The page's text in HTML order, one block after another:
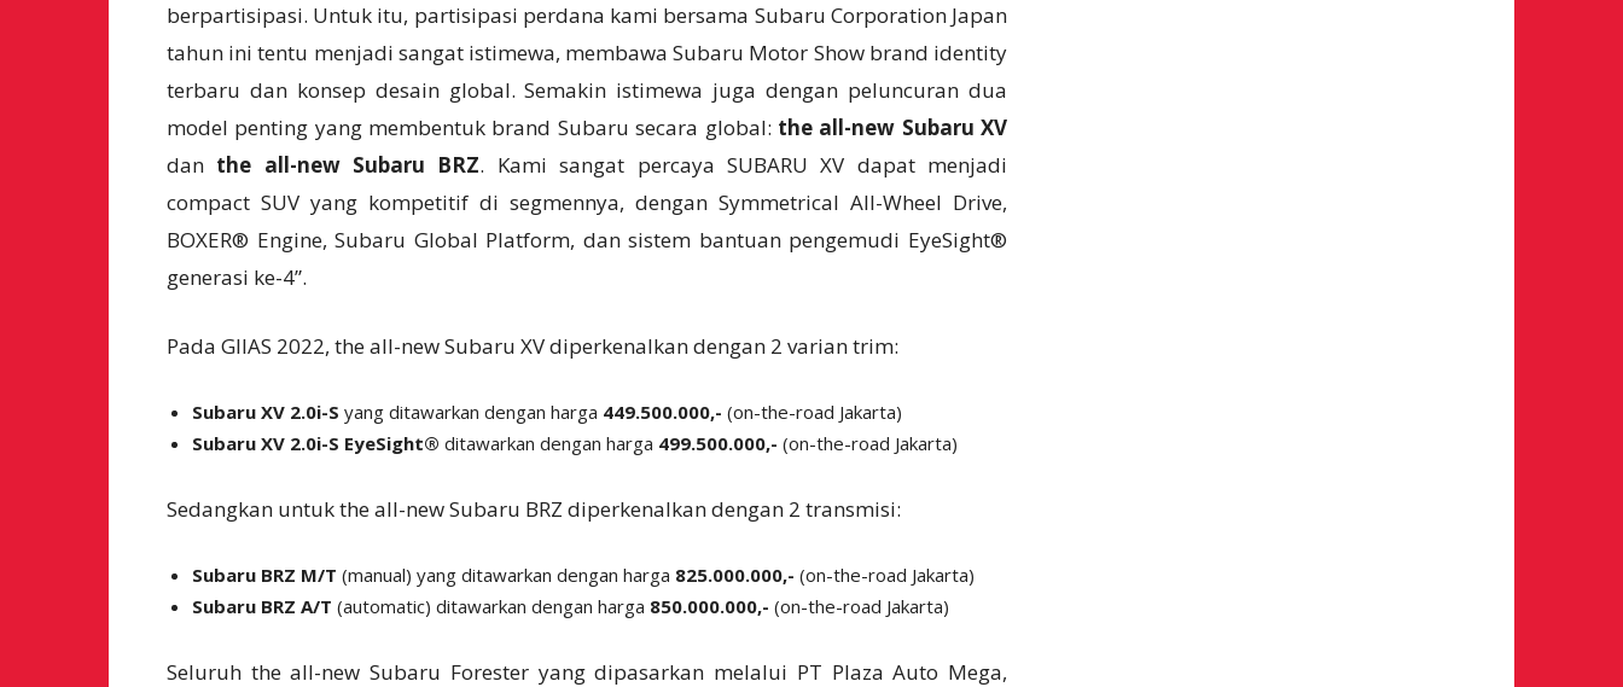
berpartisipasi. Untuk itu, partisipasi perdana kami bersama Subaru Corporation Japan
tahun ini tentu menjadi sangat istimewa, membawa Subaru Motor Show brand identity
terbaru dan konsep desain global. Semakin istimewa juga dengan peluncuran dua
model penting yang membentuk brand Subaru secara global: the all-new Subaru XV
dan the all-new Subaru BRZ. Kami sangat percaya SUBARU XV dapat menjadi
compact SUV yang kompetitif di segmennya, dengan Symmetrical All-Wheel Drive,
BOXER® Engine, Subaru Global Platform, dan sistem bantuan pengemudi EyeSight®
generasi ke-4”.
Pada GIIAS 2022, the all-new Subaru XV diperkenalkan dengan 2 varian trim:
Subaru XV 2.0i-S yang ditawarkan dengan harga 449.500.000,- (on-the-road Jakarta)
Subaru XV 2.0i-S EyeSight® ditawarkan dengan harga 499.500.000,- (on-the-road Jakarta)
Sedangkan untuk the all-new Subaru BRZ diperkenalkan dengan 2 transmisi:
Subaru BRZ M/T (manual) yang ditawarkan dengan harga 825.000.000,- (on-the-road Jakarta)
Subaru BRZ A/T (automatic) ditawarkan dengan harga 850.000.000,- (on-the-road Jakarta)
Seluruh the all-new Subaru Forester yang dipasarkan melalui PT Plaza Auto Mega,